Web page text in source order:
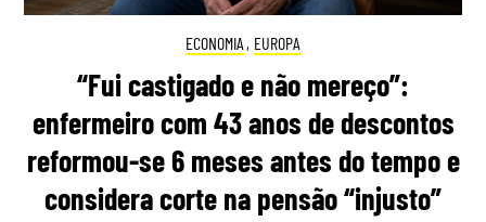
ECONOMIA , EUROPA
“Fui castigado e não mereço”:
enfermeiro com 43 anos de descontos
reformou-se 6 meses antes do tempo e
considera corte na pensão “injusto”